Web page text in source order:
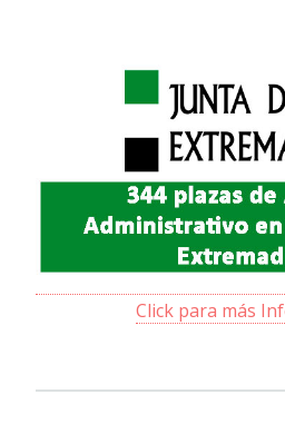
Click para más